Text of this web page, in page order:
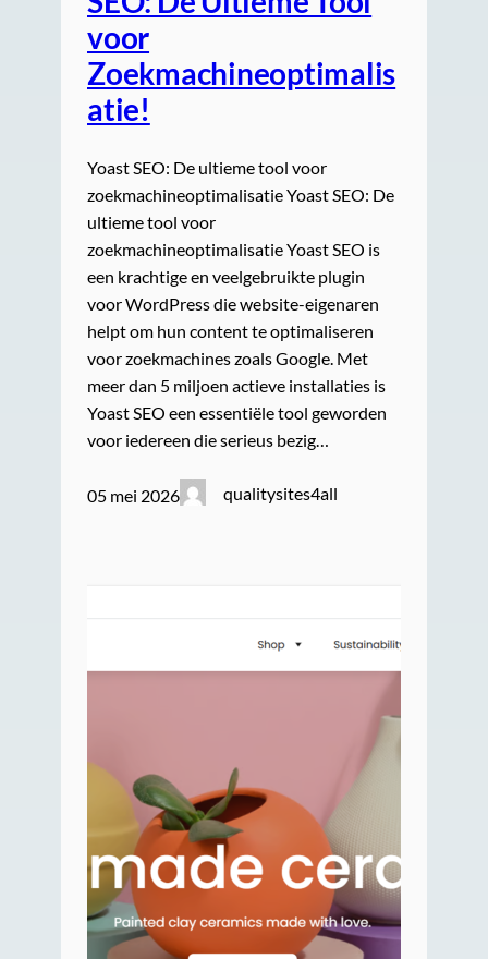
voor
Zoekmachineoptimalis
atie!
Yoast SEO: De ultieme tool voor
zoekmachineoptimalisatie Yoast SEO: De
ultieme tool voor
zoekmachineoptimalisatie Yoast SEO is
een krachtige en veelgebruikte plugin
voor WordPress die website-eigenaren
helpt om hun content te optimaliseren
voor zoekmachines zoals Google. Met
meer dan 5 miljoen actieve installaties is
Yoast SEO een essentiële tool geworden
voor iedereen die serieus bezig…
05 mei 2026 qualitysites4all